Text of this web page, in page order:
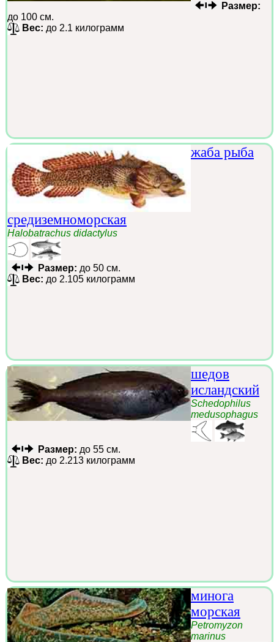
Размер:
до 100 см.
Вес: до 2.1 килограмм
жаба рыба
средиземноморская
Halobatrachus didactylus
Размер: до 50 см.
Вес: до 2.105 килограмм
шедов
исландский
Schedophilus
medusophagus
Размер: до 55 см.
Вес: до 2.213 килограмм
минога
морская
Petromyzon
marinus